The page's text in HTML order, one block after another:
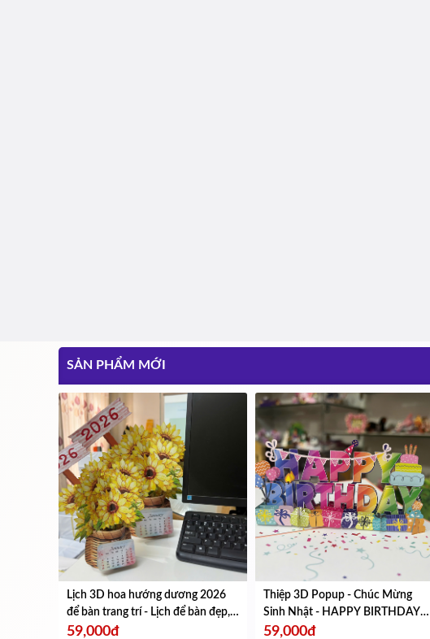
SẢN PHẨM MỚI
Lịch 3D hoa hướng dương 2026
để bàn trang trí - Lịch để bàn đẹp,
quà tặng năm mới, decor văn
59,000đ
Thiệp 3D Popup - Chúc Mừng
Sinh Nhật - HAPPY BIRTHDAY
Đẹp, Sang Trọng - KT gập lại
59,000đ